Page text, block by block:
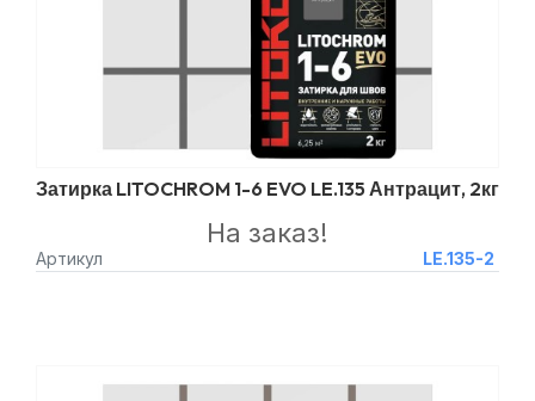
Затирка LITOCHROM 1-6 EVO LE.135 Антрацит, 2кг
Артикул LE.135-2
На заказ!